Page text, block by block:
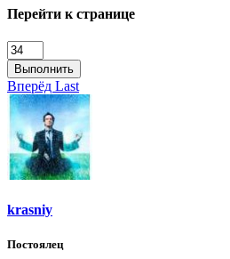
Перейти к странице
Выполнить
Вперёд Last
krasniy
Постоялец